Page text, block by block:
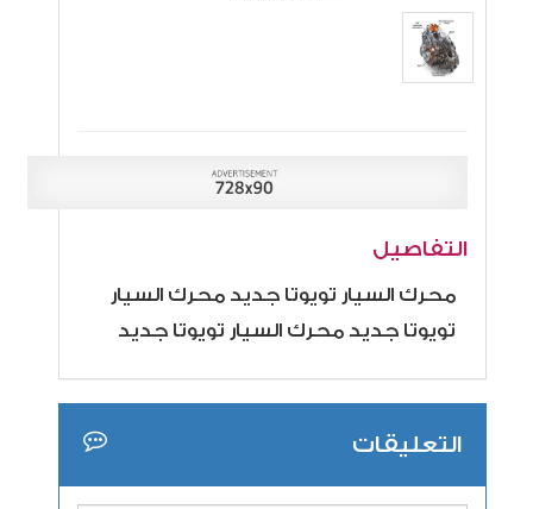
التفاصيل
محرك السيار تويوتا جديد محرك السيار
تويوتا جديد محرك السيار تويوتا جديد
التعليقات